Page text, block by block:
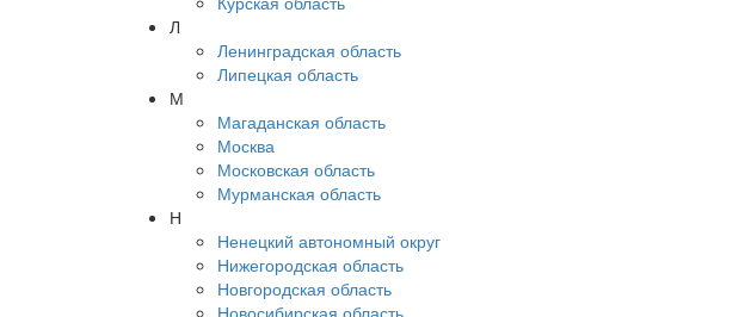
Л
Ленинградская область
Липецкая область
М
Магаданская область
Москва
Московская область
Мурманская область
Н
Ненецкий автономный округ
Нижегородская область
Новгородская область
Новосибирская область